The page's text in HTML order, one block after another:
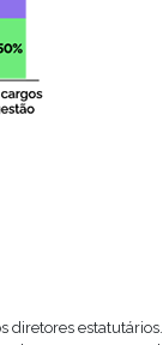
diretores estatutários.